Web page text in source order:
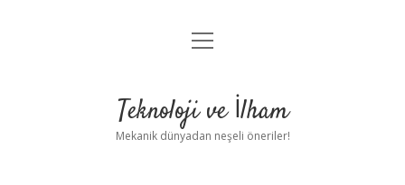
Anasayfa
Yasal Uyarı
menüyü
Teknoloji ve İlham
Mekanik dünyadan neşeli öneriler!